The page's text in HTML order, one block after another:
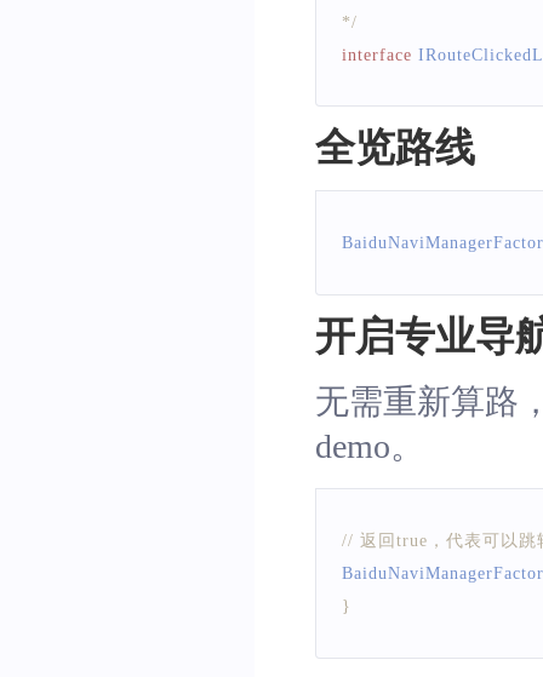
*/
interface
    * 点击了第几条
void routeClicked(int
全览路线
开启专业导
无需重新算路
demo。
// 返回true，代表可以跳
}